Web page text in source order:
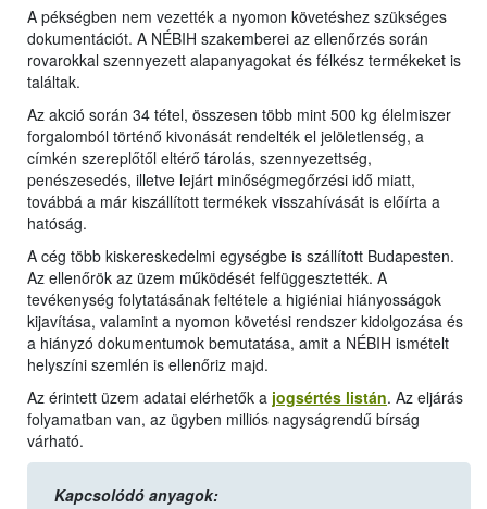
A pékségben nem vezették a nyomon követéshez szükséges
dokumentációt. A NÉBIH szakemberei az ellenőrzés során
rovarokkal szennyezett alapanyagokat és félkész termékeket is
találtak.
Az akció során 34 tétel, összesen több mint 500 kg élelmiszer
forgalomból történő kivonását rendelték el jelöletlenség, a
címkén szereplőtől eltérő tárolás, szennyezettség,
penészesedés, illetve lejárt minőségmegőrzési idő miatt,
továbbá a már kiszállított termékek visszahívását is előírta a
hatóság.
A cég több kiskereskedelmi egységbe is szállított Budapesten.
Az ellenőrök az üzem működését felfüggesztették. A
tevékenység folytatásának feltétele a higiéniai hiányosságok
kijavítása, valamint a nyomon követési rendszer kidolgozása és
a hiányzó dokumentumok bemutatása, amit a NÉBIH ismételt
helyszíni szemlén is ellenőriz majd.
Az érintett üzem adatai elérhetők a jogsértés listán. Az eljárás
folyamatban van, az ügyben milliós nagyságrendű bírság
várható.
Kapcsolódó anyagok: